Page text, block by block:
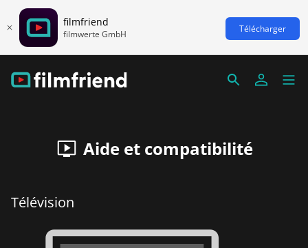
filmfriend
filmwerte GmbH Télécharger
Aide et compatibilité
Télévision